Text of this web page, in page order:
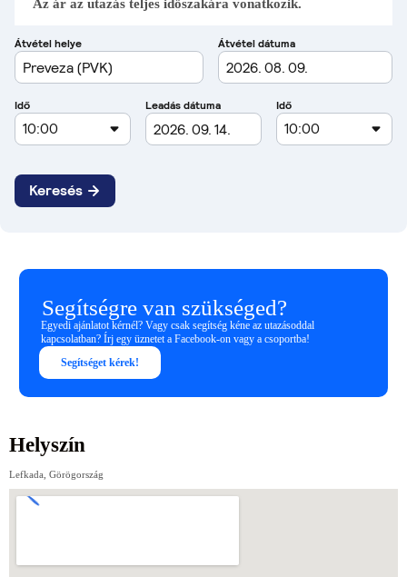
Az ár az utazás teljes időszakára vonatkozik.
Segítségre van szükséged?
Egyedi ajánlatot kérnél? Vagy csak segítség kéne az utazásoddal
kapcsolatban? Írj egy üznetet a Facebook-on vagy a csoportba!
Segítséget kérek!
Helyszín
Lefkada, Görögország